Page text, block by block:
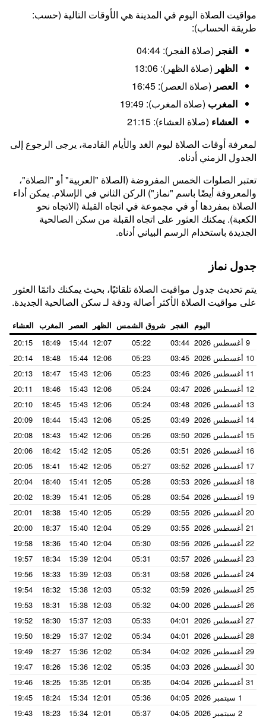
مواقيت الصلاة اليوم في المدينة هي الأوقات التالية (حسب:
طريقة الحساب):
الفجر (صلاة الفجر): 04:44
الظهر (صلاة الظهر): 13:06
العصر (صلاة العصر): 16:45
المغرب (صلاة المغرب): 19:49
العشاء (صلاة العشاء): 21:15
لمعرفة أوقات الصلاة ليوم الغد والأيام القادمة، يرجى الرجوع إلى
الجدول الزمني أدناه.
تعتبر الصلوات الخمس المفروضة (الصلاة "العربية" أو "الصلاة"،
والمعروفة أيضًا باسم "نماز") الركن الثاني في الإسلام. يمكن أداء
الصلاة بمفردها أو في مجموعة في اتجاه القبلة (الاتجاه نحو
الكعبة). يمكنك العثور على اتجاه القبلة من سكن الصالحية
الجديدة باستخدام الرسم البياني أدناه.
جدول نماز
يتم تحديث جدول مواقيت الصلاة تلقائيًا، بحيث يمكنك دائمًا العثور
على مواقيت الصلاة الأكثر أصالة ودقة لـ سكن الصالحية الجديدة.
اليوم الفجر شروق الشمس الظهر العصر المغرب العشاء
9 أغسطس 2026 03:44
05:22
12:07
15:44
18:49
20:15
10 أغسطس 2026
03:45
05:23
12:06
15:44
18:48
20:14
11 أغسطس 2026
03:46
05:23
12:06
15:43
18:47
20:13
12 أغسطس 2026
03:47
05:24
12:06
15:43
18:46
20:11
13 أغسطس 2026
03:48
05:24
12:06
15:43
18:45
20:10
14 أغسطس 2026
03:49
05:25
12:06
15:43
18:44
20:09
15 أغسطس 2026
03:50
05:26
12:06
15:42
18:43
20:08
16 أغسطس 2026
03:51
05:26
12:05
15:42
18:42
20:06
17 أغسطس 2026
03:52
05:27
12:05
15:42
18:41
20:05
18 أغسطس 2026
03:53
05:28
12:05
15:41
18:40
20:04
19 أغسطس 2026
03:54
05:28
12:05
15:41
18:39
20:02
20 أغسطس 2026
03:55
05:29
12:05
15:40
18:38
20:01
21 أغسطس 2026
03:55
05:29
12:04
15:40
18:37
20:00
22 أغسطس 2026
03:56
05:30
12:04
15:40
18:36
19:58
23 أغسطس 2026
03:57
05:31
12:04
15:39
18:34
19:57
24 أغسطس 2026
03:58
05:31
12:03
15:39
18:33
19:56
25 أغسطس 2026
03:59
05:32
12:03
15:38
18:32
19:54
26 أغسطس 2026
04:00
05:32
12:03
15:38
18:31
19:53
27 أغسطس 2026
04:01
05:33
12:03
15:37
18:30
19:52
28 أغسطس 2026
04:01
05:34
12:02
15:37
18:29
19:50
29 أغسطس 2026
04:02
05:34
12:02
15:36
18:27
19:49
30 أغسطس 2026
04:03
05:35
12:02
15:36
18:26
19:47
31 أغسطس 2026
04:04
05:35
12:01
15:35
18:25
19:46
1 سبتمبر 2026
04:05
05:36
12:01
15:34
18:24
19:45
2 سبتمبر 2026
04:05
05:37
12:01
15:34
18:23
19:43